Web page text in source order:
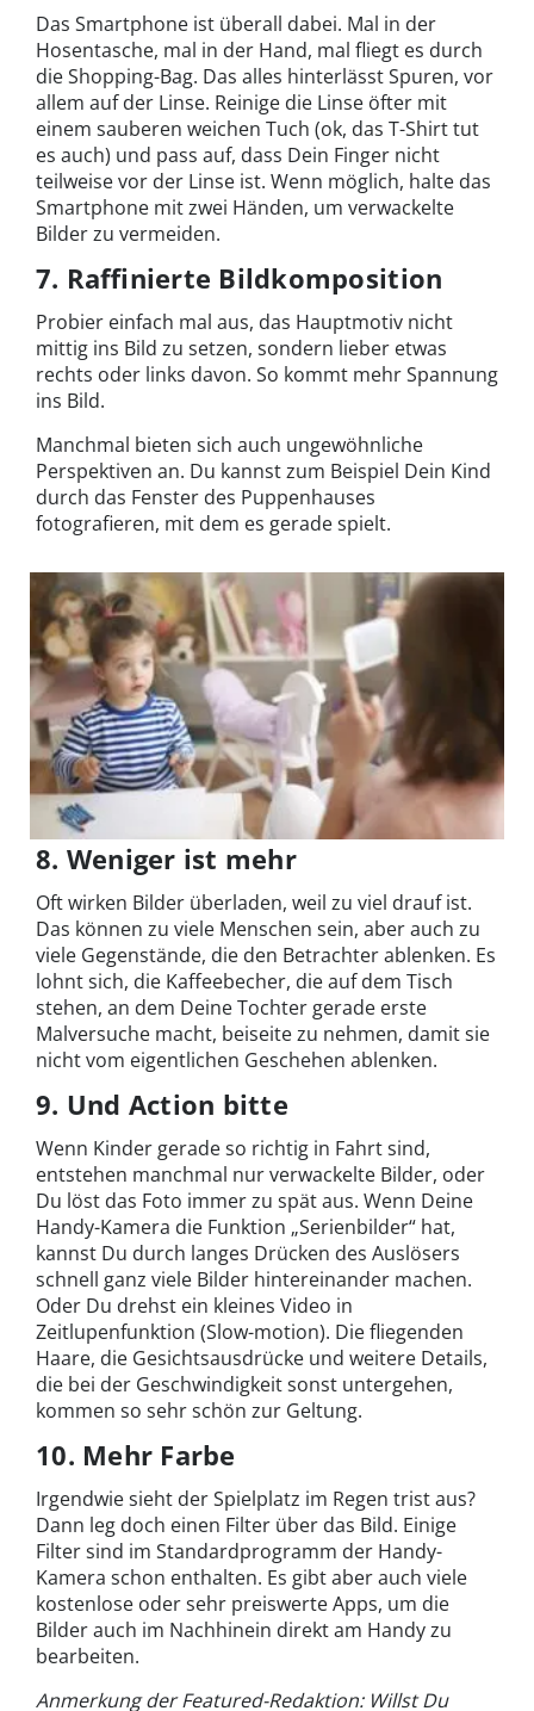
Das Smartphone ist überall dabei. Mal in der
Hosentasche, mal in der Hand, mal fliegt es durch
die Shopping-Bag. Das alles hinterlässt Spuren, vor
allem auf der Linse. Reinige die Linse öfter mit
einem sauberen weichen Tuch (ok, das T-Shirt tut
es auch) und pass auf, dass Dein Finger nicht
teilweise vor der Linse ist. Wenn möglich, halte das
Smartphone mit zwei Händen, um verwackelte
Bilder zu vermeiden.
7. Raffinierte Bildkomposition
Probier einfach mal aus, das Hauptmotiv nicht
mittig ins Bild zu setzen, sondern lieber etwas
rechts oder links davon. So kommt mehr Spannung
ins Bild.
Manchmal bieten sich auch ungewöhnliche
Perspektiven an. Du kannst zum Beispiel Dein Kind
durch das Fenster des Puppenhauses
fotografieren, mit dem es gerade spielt.
8. Weniger ist mehr
Oft wirken Bilder überladen, weil zu viel drauf ist.
Das können zu viele Menschen sein, aber auch zu
viele Gegenstände, die den Betrachter ablenken. Es
lohnt sich, die Kaffeebecher, die auf dem Tisch
stehen, an dem Deine Tochter gerade erste
Malversuche macht, beiseite zu nehmen, damit sie
nicht vom eigentlichen Geschehen ablenken.
9. Und Action bitte
Wenn Kinder gerade so richtig in Fahrt sind,
entstehen manchmal nur verwackelte Bilder, oder
Du löst das Foto immer zu spät aus. Wenn Deine
Handy-Kamera die Funktion „Serienbilder“ hat,
kannst Du durch langes Drücken des Auslösers
schnell ganz viele Bilder hintereinander machen.
Oder Du drehst ein kleines Video in
Zeitlupenfunktion (Slow-motion). Die fliegenden
Haare, die Gesichtsausdrücke und weitere Details,
die bei der Geschwindigkeit sonst untergehen,
kommen so sehr schön zur Geltung.
10. Mehr Farbe
Irgendwie sieht der Spielplatz im Regen trist aus?
Dann leg doch einen Filter über das Bild. Einige
Filter sind im Standardprogramm der Handy-
Kamera schon enthalten. Es gibt aber auch viele
kostenlose oder sehr preiswerte Apps, um die
Bilder auch im Nachhinein direkt am Handy zu
bearbeiten.
Anmerkung der Featured-Redaktion: Willst Du